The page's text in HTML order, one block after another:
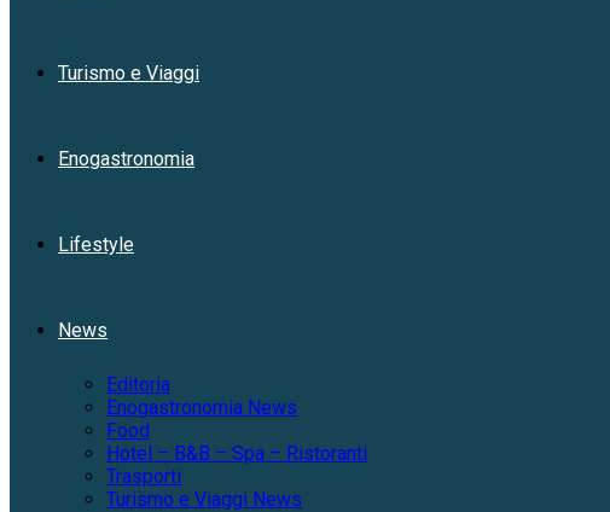
Turismo e Viaggi
Enogastronomia
Lifestyle
News
Editoria
Enogastronomia News
Food
Hotel – B&B – Spa – Ristoranti
Trasporti
Turismo e Viaggi News